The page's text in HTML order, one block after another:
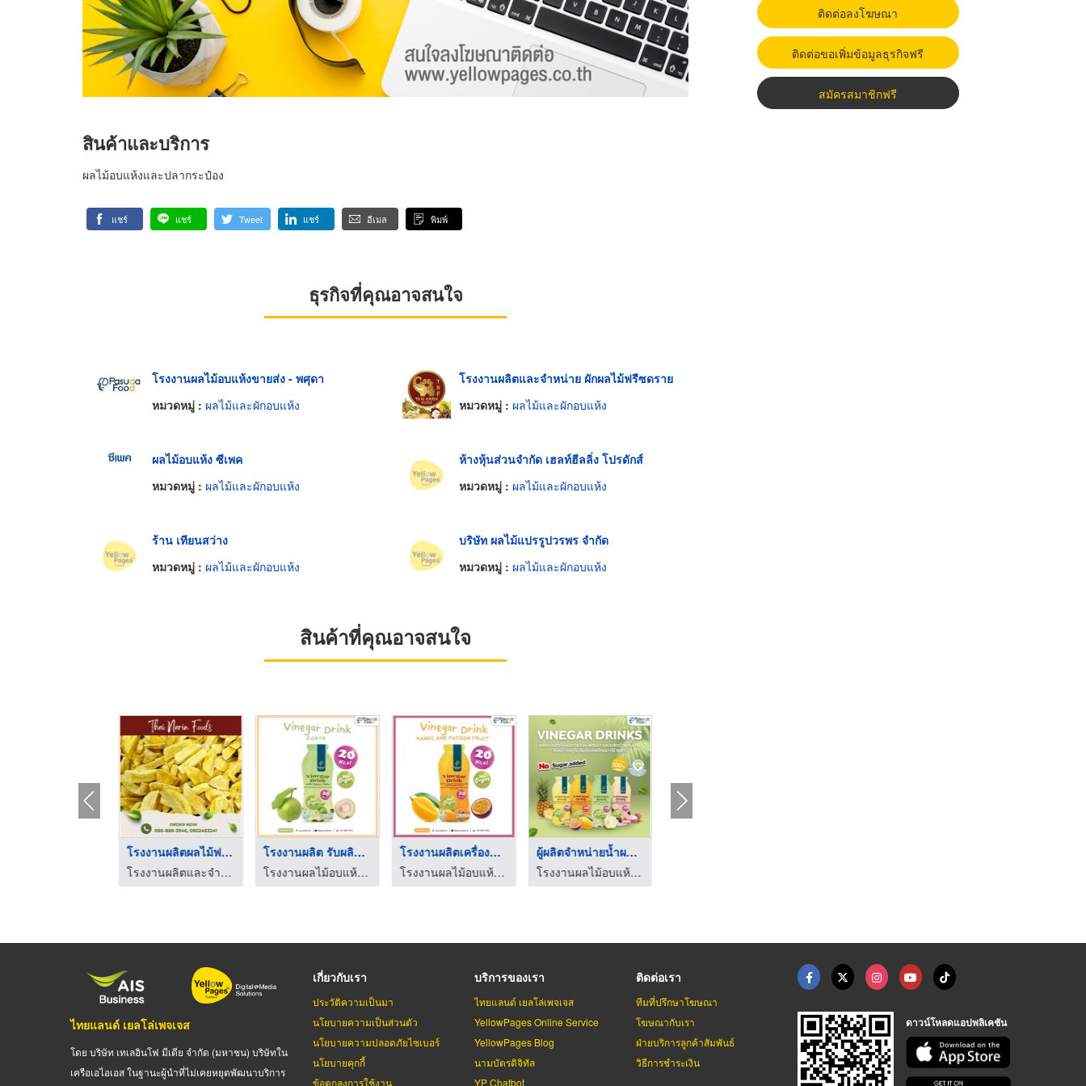
สินค้าและบริการ
ผลไม้อบแห้งและปลากระป๋อง
แชร์ แชร์ Tweet แชร์ อีเมล พิมพ์
ธุรกิจที่คุณอาจสนใจ
โรงงานผลไม้อบแห้งขายส่ง - พศุดา
หมวดหมู่ : ผลไม้และผักอบแห้ง
โรงงานผลิตและจำหน่าย ผักผลไม้ฟรีซดราย
หมวดหมู่ : ผลไม้และผักอบแห้ง
ผลไม้อบแห้ง ซีเพค
หมวดหมู่ : ผลไม้และผักอบแห้ง
ห้างหุ้นส่วนจำกัด เฮลท์ฮีลลิ่ง โปรดักส์
หมวดหมู่ : ผลไม้และผักอบแห้ง
ร้าน เทียนสว่าง
หมวดหมู่ : ผลไม้และผักอบแห้ง
บริษัท ผลไม้แปรรูปวรพร จำกัด
หมวดหมู่ : ผลไม้และผักอบแห้ง
สินค้าที่คุณอาจสนใจ
โรงงานผลิตผลไม้ฟรีซด ...
โรงงานผลิตและจำหน่าย ผักผลไม้ฟรีซดราย
โรงงานผลิต รับผลิตคร ...
โรงงานผลไม้อบแห้งขายส่ง - พศุดา
โรงงานผลิตเครื่องดื่ ...
โรงงานผลไม้อบแห้งขายส่ง - พศุดา
ผู้ผลิตจำหน่ายน้ำผลไ ...
โรงงานผลไม้อบแห้งขายส่ง - พศุดา
ติดต่อลงโฆษณา
ติดต่อขอเพิ่มข้อมูลธุรกิจฟรี
สมัครสมาชิกฟรี
ไทยแลนด์ เยลโล่เพจเจส
โดย บริษัท เทเลอินโฟ มีเดีย จำกัด (มหาชน) บริษัทใน
เครือเอไอเอส ในฐานะผู้นำที่ไม่เคยหยุดพัฒนาบริการ
เกี่ยวกับเรา
ประวัติความเป็นมา
นโยบายความเป็นส่วนตัว
นโยบายความปลอดภัยไซเบอร์
นโยบายคุกกี้
ข้อตกลงการใช้งาน
บริการของเรา
ไทยแลนด์ เยลโล่เพจเจส
YellowPages Online Service
YellowPages Blog
นามบัตรดิจิทัล
YP Chatbot
ติดต่อเรา
ทีมที่ปรึกษาโฆษณา
โฆษณากับเรา
ฝ่ายบริการลูกค้าสัมพันธ์
วิธีการชำระเงิน
ดาวน์โหลดแอปพลิเคชัน